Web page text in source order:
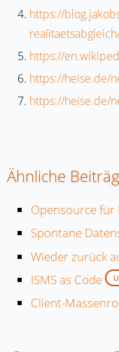
https://
https://
https://heise.de/
https://heise.de/
Ähnliche
Opensource
Spontane
Wieder zurück
ISMS as Code
Client-